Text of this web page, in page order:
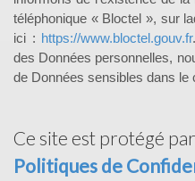
téléphonique « Bloctel », sur
ici : https://www.bloctel.gouv.fr
des Données personnelles,
de Données sensibles dans le
Ce site est protégé
Politiques de